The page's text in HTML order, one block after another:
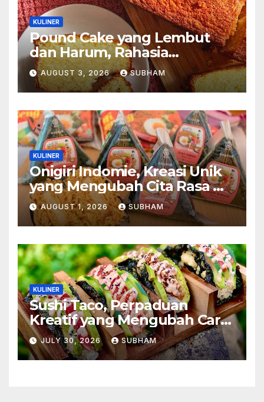
KULINER
Pound Cake yang Lembut
dan Harum, Rahasia
Kelezatan Kue Klasik yang
Tak Pernah Kehilangan
Pesona
AUGUST 3, 2026 SUBHAM
KULINER
Onigiri Indomie, Kreasi Unik
yang Mengubah Cita Rasa Mi
Favorit Menjadi Sajian
Kekinian
AUGUST 1, 2026 SUBHAM
KULINER
Sushi Taco, Perpaduan
Kreatif yang Mengubah Cara
Menikmati Hidangan Favorit
JULY 30, 2026 SUBHAM